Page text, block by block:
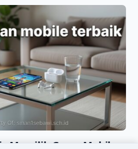
Memilih Game Mobile